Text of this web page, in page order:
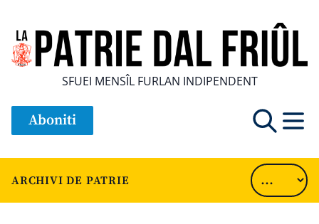
SFUEI MENSÎL FURLAN INDIPENDENT
Aboniti
ARCHIVI DE PATRIE